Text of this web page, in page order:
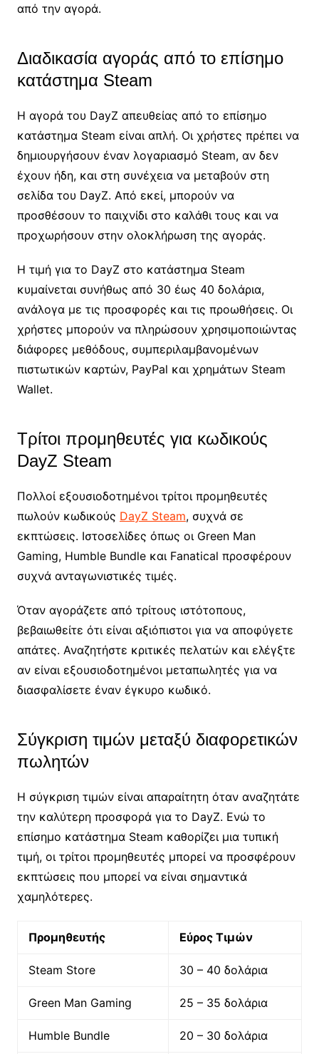
από την αγορά.
Διαδικασία αγοράς από το επίσημο
κατάστημα Steam
Η αγορά του DayZ απευθείας από το επίσημο
κατάστημα Steam είναι απλή. Οι χρήστες πρέπει να
δημιουργήσουν έναν λογαριασμό Steam, αν δεν
έχουν ήδη, και στη συνέχεια να μεταβούν στη
σελίδα του DayZ. Από εκεί, μπορούν να
προσθέσουν το παιχνίδι στο καλάθι τους και να
προχωρήσουν στην ολοκλήρωση της αγοράς.
Η τιμή για το DayZ στο κατάστημα Steam
κυμαίνεται συνήθως από 30 έως 40 δολάρια,
ανάλογα με τις προσφορές και τις προωθήσεις. Οι
χρήστες μπορούν να πληρώσουν χρησιμοποιώντας
διάφορες μεθόδους, συμπεριλαμβανομένων
πιστωτικών καρτών, PayPal και χρημάτων Steam
Wallet.
Τρίτοι προμηθευτές για κωδικούς
DayZ Steam
Πολλοί εξουσιοδοτημένοι τρίτοι προμηθευτές
πωλούν κωδικούς DayZ Steam, συχνά σε
εκπτώσεις. Ιστοσελίδες όπως οι Green Man
Gaming, Humble Bundle και Fanatical προσφέρουν
συχνά ανταγωνιστικές τιμές.
Όταν αγοράζετε από τρίτους ιστότοπους,
βεβαιωθείτε ότι είναι αξιόπιστοι για να αποφύγετε
απάτες. Αναζητήστε κριτικές πελατών και ελέγξτε
αν είναι εξουσιοδοτημένοι μεταπωλητές για να
διασφαλίσετε έναν έγκυρο κωδικό.
Σύγκριση τιμών μεταξύ διαφορετικών
πωλητών
Η σύγκριση τιμών είναι απαραίτητη όταν αναζητάτε
την καλύτερη προσφορά για το DayZ. Ενώ το
επίσημο κατάστημα Steam καθορίζει μια τυπική
τιμή, οι τρίτοι προμηθευτές μπορεί να προσφέρουν
εκπτώσεις που μπορεί να είναι σημαντικά
χαμηλότερες.
Προμηθευτής Εύρος Τιμών
Steam Store 30 – 40 δολάρια
Green Man Gaming 25 – 35 δολάρια
Humble Bundle 20 – 30 δολάρια